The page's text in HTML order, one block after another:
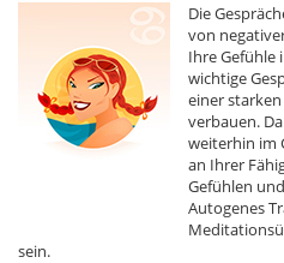
Die
von
Ihre Gefühle
wichtige
einer
verbauen.
weiterhin im
an Ihrer
Gefühlen
Autogenes
sein.